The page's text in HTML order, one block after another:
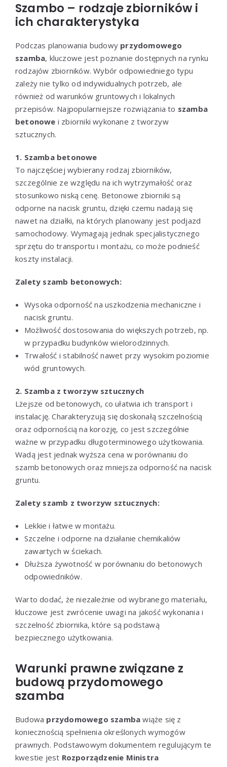
Szambo – rodzaje zbiorników i
ich charakterystyka
Podczas planowania budowy przydomowego
szamba, kluczowe jest poznanie dostępnych na rynku
rodzajów zbiorników. Wybór odpowiedniego typu
zależy nie tylko od indywidualnych potrzeb, ale
również od warunków gruntowych i lokalnych
przepisów. Najpopularniejsze rozwiązania to szamba
betonowe i zbiorniki wykonane z tworzyw
sztucznych.
1. Szamba betonowe
To najczęściej wybierany rodzaj zbiorników,
szczególnie ze względu na ich wytrzymałość oraz
stosunkowo niską cenę. Betonowe zbiorniki są
odporne na nacisk gruntu, dzięki czemu nadają się
nawet na działki, na których planowany jest podjazd
samochodowy. Wymagają jednak specjalistycznego
sprzętu do transportu i montażu, co może podnieść
koszty instalacji.
Zalety szamb betonowych:
Wysoka odporność na uszkodzenia mechaniczne i
nacisk gruntu.
Możliwość dostosowania do większych potrzeb, np.
w przypadku budynków wielorodzinnych.
Trwałość i stabilność nawet przy wysokim poziomie
wód gruntowych.
2. Szamba z tworzyw sztucznych
Lżejsze od betonowych, co ułatwia ich transport i
instalację. Charakteryzują się doskonałą szczelnością
oraz odpornością na korozję, co jest szczególnie
ważne w przypadku długoterminowego użytkowania.
Wadą jest jednak wyższa cena w porównaniu do
szamb betonowych oraz mniejsza odporność na nacisk
gruntu.
Zalety szamb z tworzyw sztucznych:
Lekkie i łatwe w montażu.
Szczelne i odporne na działanie chemikaliów
zawartych w ściekach.
Dłuższa żywotność w porównaniu do betonowych
odpowiedników.
Warto dodać, że niezależnie od wybranego materiału,
kluczowe jest zwrócenie uwagi na jakość wykonania i
szczelność zbiornika, które są podstawą
bezpiecznego użytkowania.
Warunki prawne związane z
budową przydomowego
szamba
Budowa przydomowego szamba wiąże się z
koniecznością spełnienia określonych wymogów
prawnych. Podstawowym dokumentem regulującym te
kwestie jest Rozporządzenie Ministra